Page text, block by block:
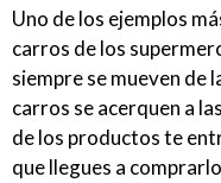
Uno de los ejemplos
carros de los
siempre se mueven de
carros se acerquen a
de los productos te
que llegues a